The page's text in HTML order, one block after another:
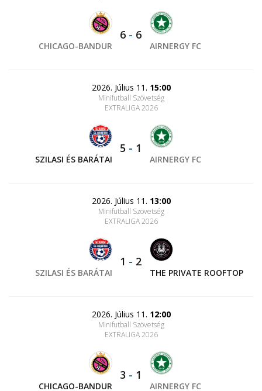
CHICAGO-BANDUR
6 - 6
AIRNERGY FC
2026. Július 11. 15:00
Minifutball Szövetség
EXTRALIGA 2026
SZILASI ÉS BARÁTAI
5 - 1
AIRNERGY FC
2026. Július 11. 13:00
Minifutball Szövetség
EXTRALIGA 2026
SZILASI ÉS BARÁTAI
1 - 2
THE PRIVATE ROOFTOP
2026. Július 11. 12:00
Minifutball Szövetség
EXTRALIGA 2026
CHICAGO-BANDUR
3 - 1
AIRNERGY FC